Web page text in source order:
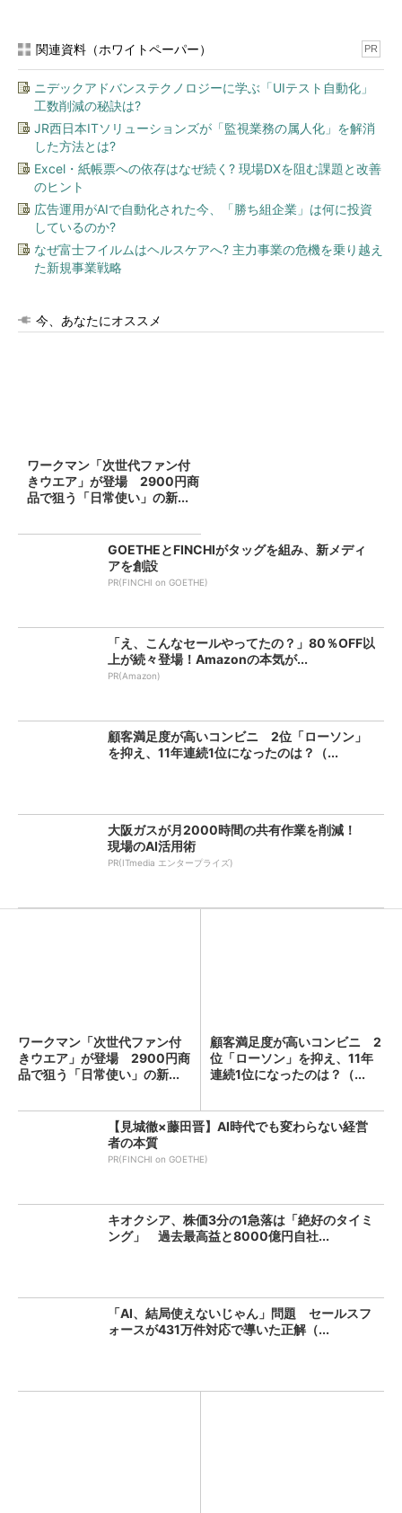
関連資料（ホワイトペーパー） PR
ニデックアドバンステクノロジーに学ぶ「UIテスト自動化」
工数削減の秘訣は?
JR西日本ITソリューションズが「監視業務の属人化」を解消
した方法とは?
Excel・紙帳票への依存はなぜ続く? 現場DXを阻む課題と改善
のヒント
広告運用がAIで自動化された今、「勝ち組企業」は何に投資
しているのか?
なぜ富士フイルムはヘルスケアへ? 主力事業の危機を乗り越え
た新規事業戦略
今、あなたにオススメ
ワークマン「次世代ファン付
きウエア」が登場 2900円商
品で狙う「日常使い」の新...
GOETHEとFINCHIがタッグを組み、新メディ
アを創設
PR(FINCHI on GOETHE)
「え、こんなセールやってたの？」80％OFF以
上が続々登場！Amazonの本気が...
PR(Amazon)
顧客満足度が高いコンビニ 2位「ローソン」
を抑え、11年連続1位になったのは？（...
大阪ガスが月2000時間の共有作業を削減！
現場のAI活用術
PR(ITmedia エンタープライズ)
ワークマン「次世代ファン付
きウエア」が登場 2900円商
品で狙う「日常使い」の新...
顧客満足度が高いコンビニ 2
位「ローソン」を抑え、11年
連続1位になったのは？（...
【見城徹×藤田晋】AI時代でも変わらない経営
者の本質
PR(FINCHI on GOETHE)
キオクシア、株価3分の1急落は「絶好のタイミ
ング」 過去最高益と8000億円自社...
「AI、結局使えないじゃん」問題 セールスフ
ォースが431万件対応で導いた正解（...